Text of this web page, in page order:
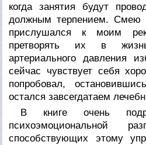
когда занятия будут
должным терпением. Смею
прислушался к моим
претворять их в
артериального давления
сейчас чувствует себя
попробовал,
остался завсегдатаем
В книге очень
психоэмоциональной
способствующих этому